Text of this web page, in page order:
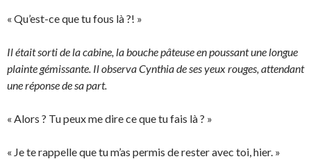
« Qu’est-ce que tu fous là ?! »
Il était sorti de la cabine, la bouche pâteuse en poussant une longue
plainte gémissante. Il observa Cynthia de ses yeux rouges, attendant
une réponse de sa part.
« Alors ? Tu peux me dire ce que tu fais là ? »
« Je te rappelle que tu m’as permis de rester avec toi, hier. »